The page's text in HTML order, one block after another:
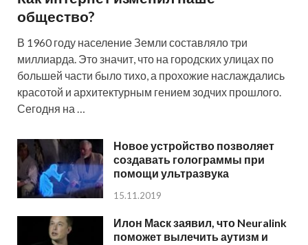
общество?
В 1960 году население Земли составляло три
миллиарда. Это значит, что на городских улицах по
большей части было тихо, а прохожие наслаждались
красотой и архитектурным гением зодчих прошлого.
Сегодня на …
Новое устройство позволяет
создавать голограммы при
помощи ультразвука
15.11.2019
Илон Маск заявил, что Neuralink
поможет вылечить аутизм и